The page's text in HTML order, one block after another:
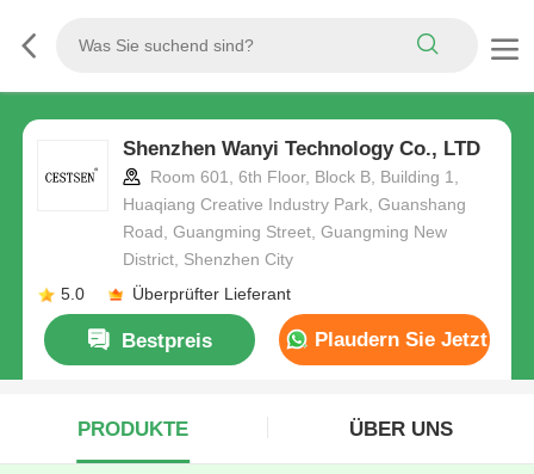
Shenzhen Wanyi Technology Co., LTD
Room 601, 6th Floor, Block B, Building 1,
Huaqiang Creative Industry Park, Guanshang
Road, Guangming Street, Guangming New
District, Shenzhen City
5.0
Überprüfter Lieferant
Bestpreis Plaudern Sie Jetzt
PRODUKTE ÜBER UNS